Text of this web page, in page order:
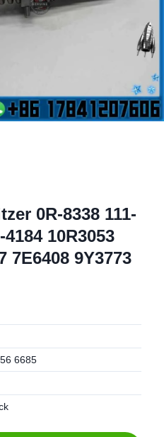
0R-8338 111-
10R3053
7E6408 9Y3773
6685